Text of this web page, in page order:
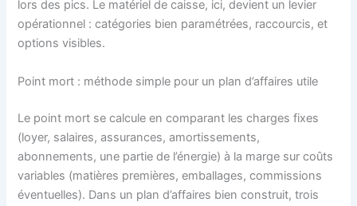
lors des pics. Le matériel de caisse, ici, devient un levier
opérationnel : catégories bien paramétrées, raccourcis, et
options visibles.
Point mort : méthode simple pour un plan d’affaires utile
Le point mort se calcule en comparant les charges fixes
(loyer, salaires, assurances, amortissements,
abonnements, une partie de l’énergie) à la marge sur coûts
variables (matières premières, emballages, commissions
éventuelles). Dans un plan d’affaires bien construit, trois